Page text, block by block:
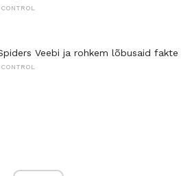
Veebi ja rohkem lõbusaid fakte
CONTROL